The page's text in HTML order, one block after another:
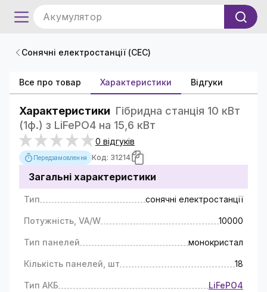
Акумулятор
Сонячні електростанції (СЕС)
Все про товар Характеристики Відгуки
Характеристики Гібридна станція 10 кВт
(1ф.) з LiFePO4 на 15,6 кВт
0 відгуків
Передзамовлення Код: 31214
Загальні характеристики
Тип сонячні електростанції
Потужність, VA/W 10000
Тип панелей монокристал
Кількість панелей, шт 18
Тип АКБ LiFePO4